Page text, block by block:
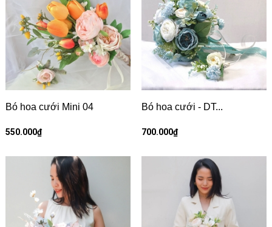
Bó hoa cưới Mini 04
550.000₫
Bó hoa cưới - DT...
700.000₫